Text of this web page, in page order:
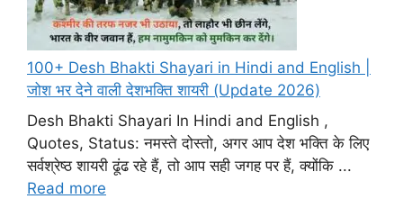
100+ Desh Bhakti Shayari in Hindi and English |
जोश भर देने वाली देशभक्ति शायरी (Update 2026)
Desh Bhakti Shayari In Hindi and English ,
Quotes, Status: नमस्ते दोस्तो, अगर आप देश भक्ति के लिए
सर्वश्रेष्ठ शायरी ढूंढ रहे हैं, तो आप सही जगह पर हैं, क्योंकि ...
Read more